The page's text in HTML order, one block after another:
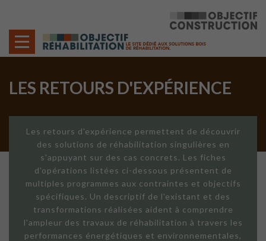
LES RETOURS D'EXPÉRIENCE
Les retours d'expérience permettent de découvrir
des solutions de réhabilitation singulières en
s'appuyant sur des cas concrets. Les fiches
d'opérations listées ci-dessous présentent de
multiples programmes aux contraintes et objectifs
spécifiques. Un descriptif de l'existant et des
transformations réalisées aident à comprendre
l'ampleur des travaux de réhabilitation à travers les
performances énergétiques et environnementales,